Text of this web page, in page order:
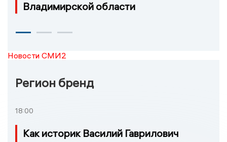
Владимирской области
Новости СМИ2
Регион бренд
18:00
Как историк Василий Гаврилович